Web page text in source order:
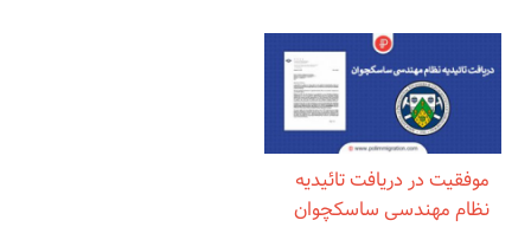
موفقیت در دریافت تائیدیه
نظام مهندسی ساسکچوان